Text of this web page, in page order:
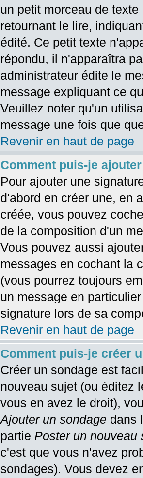
un petit morceau de
retournant le lire,
édité. Ce petit texte
répondu, il n'apparaîtra
administrateur édite le
message expliquant ce
Veuillez noter qu'un
message une fois que
Revenir en haut de page
Comment puis-je
Pour ajouter une
d'abord en créer une, en
créée, vous pouvez
de la composition d'un
Vous pouvez aussi
messages en cochant la
(vous pourrez toujours
un message en
signature lors de sa
Revenir en haut de page
Comment puis-je créer
Créer un sondage est
nouveau sujet (ou éditez
vous en avez le droit),
Ajouter un sondage dans
partie Poster un nouveau
c'est que vous n'avez
sondages). Vous devez